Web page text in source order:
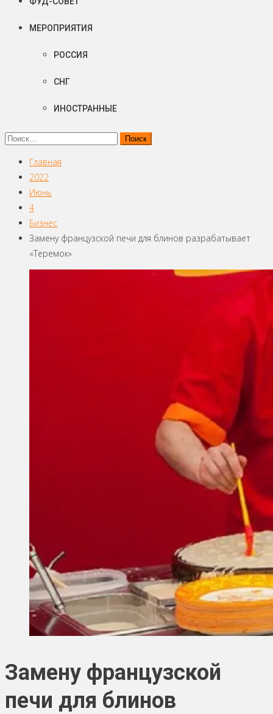
МЕРОПРИЯТИЯ
РОССИЯ
СНГ
ИНОСТРАННЫЕ
Найти:
Главная
2022
Июнь
4
Бизнес
Замену французской печи для блинов разрабатывает
«Теремок»
Замену французской
печи для блинов